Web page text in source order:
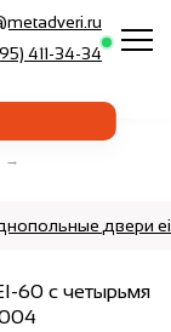
411-34-34
→
двери
60 с четырьмя